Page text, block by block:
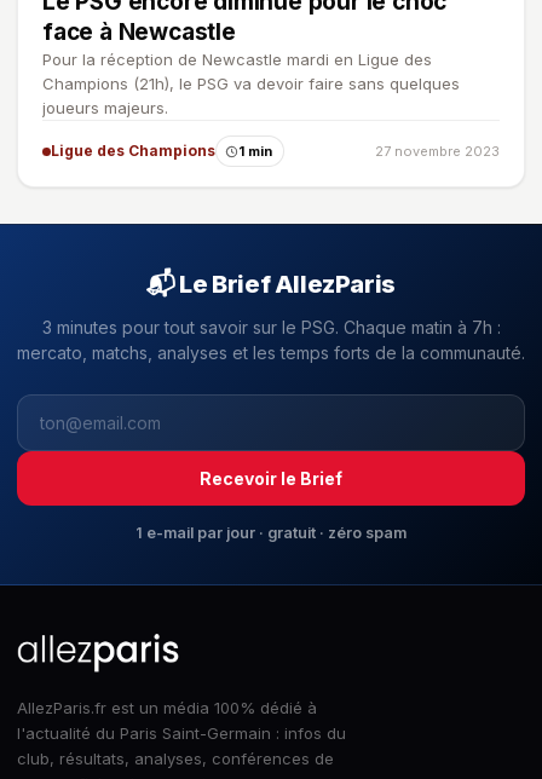
face à Newcastle
Pour la réception de Newcastle mardi en Ligue des
Champions (21h), le PSG va devoir faire sans quelques
joueurs majeurs.
Ligue des Champions 1 min 27 novembre 2023
📬 Le Brief AllezParis
3 minutes pour tout savoir sur le PSG. Chaque matin à 7h :
mercato, matchs, analyses et les temps forts de la communauté.
Recevoir le Brief
1 e-mail par jour · gratuit · zéro spam
AllezParis.fr est un média 100% dédié à
l'actualité du Paris Saint-Germain : infos du
club, résultats, analyses, conférences de